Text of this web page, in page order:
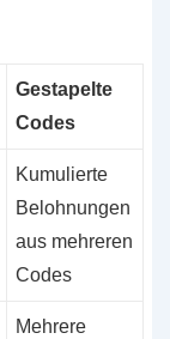
Gestapelte
Codes
Kumulierte
Belohnungen
aus mehreren
Codes
Mehrere